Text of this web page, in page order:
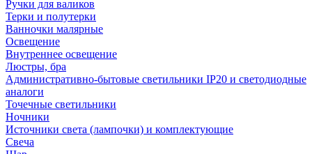
Ручки для валиков
Терки и полутерки
Ванночки малярные
Освещение
Внутреннее освещение
Люстры, бра
Административно-бытовые светильники IP20 и светодиодные
аналоги
Точечные светильники
Ночники
Источники света (лампочки) и комплектующие
Свеча